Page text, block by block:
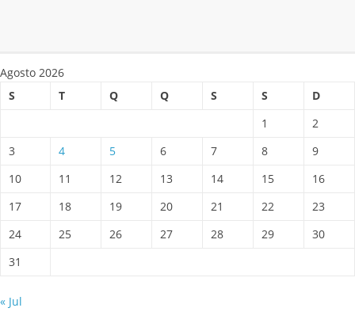
Agosto 2026
S
T Q Q S S
D
1
2
3
4 5 6 7 8
9
10
11 12 13 14 15
16
17
18 19 20 21 22
23
24
25 26 27 28 29
30
31
« Jul